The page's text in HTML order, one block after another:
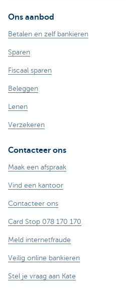
Ons aanbod
Betalen en zelf bankieren
Sparen
Fiscaal sparen
Beleggen
Lenen
Verzekeren
Contacteer ons
Maak een afspraak
Vind een kantoor
Contacteer ons
Card Stop 078 170 170
Meld internetfraude
Veilig online bankieren
Stel je vraag aan Kate